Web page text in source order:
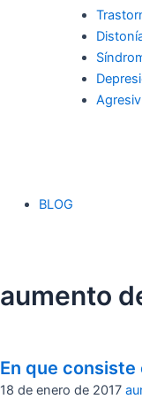
BLOG
aumento
En que
18 de enero de 2017